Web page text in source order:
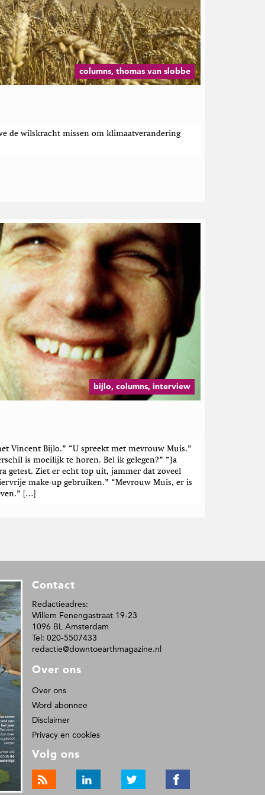
columns, thomas van slobbe
de wilskracht missen om klimaatverandering
bijlo, columns, interview
Vincent Bijlo.” “U spreekt met mevrouw Muis.”
is moeilijk te horen. Bel ik gelegen?” “Ja
getest. Ziet er echt top uit, jammer dat zoveel
make-up gebruiken.” “Mevrouw Muis, er is
[…]
Contact
Redactieadres:
Willem Fenengastraat 19-23
1096 BL Amsterdam
Tel: 020-5507433
redactie@downtoearthmagazine.nl
Over ons
Over ons
Word abonnee
Disclaimer
Privacy en cookies
Volg ons